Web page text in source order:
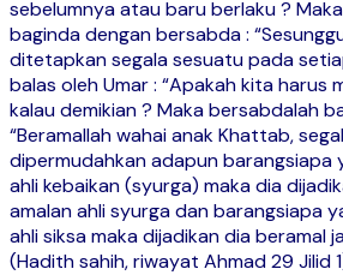
sebelumnya atau baru berlaku ?
baginda dengan bersabda :
ditetapkan segala sesuatu pada
balas oleh Umar : “Apakah kita harus
kalau demikian ? Maka bersabdalah
“Beramallah wahai anak Khattab,
dipermudahkan adapun barangsiapa
ahli kebaikan (syurga) maka dia
amalan ahli syurga dan barangsiapa
ahli siksa maka dijadikan dia beramal
(Hadith sahih, riwayat Ahmad 29 Jilid